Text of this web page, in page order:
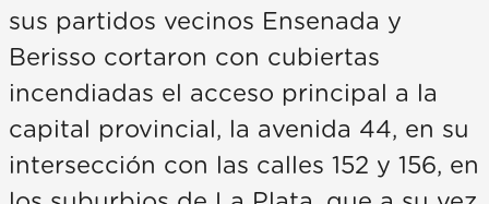
sus partidos vecinos Ensenada y
Berisso cortaron con cubiertas
incendiadas el acceso principal a la
capital provincial, la avenida 44, en su
intersección con las calles 152 y 156, en